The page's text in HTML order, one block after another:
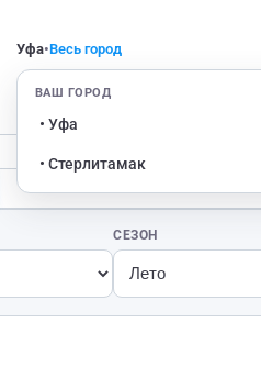
Уфа•Весь город
ВАШ ГОРОД
• Уфа
• Стерлитамак
СЕЗОН